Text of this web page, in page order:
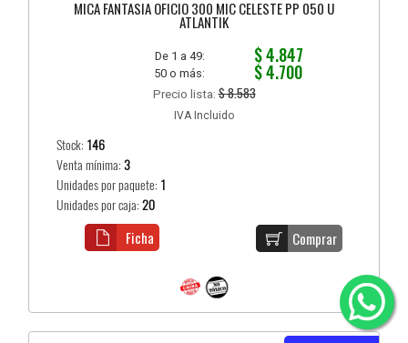
MICA FANTASIA OFICIO 300 MIC CELESTE PP 050 U
ATLANTIK
De 1 a 49: $ 4.847
50 o más: $ 4.700
Precio lista:$ 8.583
IVA Incluido
Stock: 146
Venta mínima:3
Unidades por paquete: 1
Unidades por caja:20
Comprar
Ficha